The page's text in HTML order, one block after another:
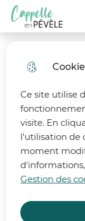
Ce site utilise
visite. En
l'utilisation de
moment
Gestion des
Aller
au
menu
État de
Afin de
des
Ville de Cappelle-
Séance
Accueil
séance